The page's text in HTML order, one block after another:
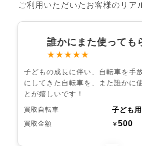
ご利用いただいたお客様のリア
誰かにまた使っても
★★★★★
子どもの成長に伴い、自転車を手
にしてきた自転車を、また誰かに
とが嬉しいです！
買取自転車 子ども
買取金額 ￥500